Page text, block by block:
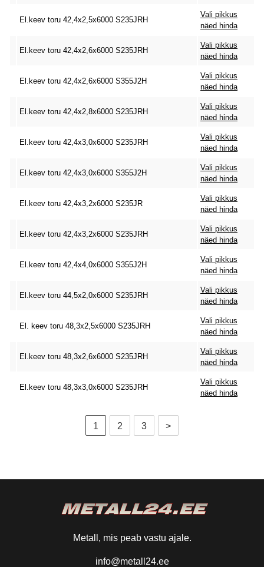
El.keev toru 42,4x2,5x6000 S235JRH
Vali pikkus
näed hinda
El.keev toru 42,4x2,6x6000 S235JRH
Vali pikkus
näed hinda
El.keev toru 42,4x2,6x6000 S355J2H
Vali pikkus
näed hinda
El.keev toru 42,4x2,8x6000 S235JRH
Vali pikkus
näed hinda
El.keev toru 42,4x3,0x6000 S235JRH
Vali pikkus
näed hinda
El.keev toru 42,4x3,0x6000 S355J2H
Vali pikkus
näed hinda
El.keev toru 42,4x3,2x6000 S235JR
Vali pikkus
näed hinda
El.keev toru 42,4x3,2x6000 S235JRH
Vali pikkus
näed hinda
El.keev toru 42,4x4,0x6000 S355J2H
Vali pikkus
näed hinda
El.keev toru 44,5x2,0x6000 S235JRH
Vali pikkus
näed hinda
El. keev toru 48,3x2,5x6000 S235JRH
Vali pikkus
näed hinda
El.keev toru 48,3x2,6x6000 S235JRH
Vali pikkus
näed hinda
El.keev toru 48,3x3,0x6000 S235JRH
Vali pikkus
näed hinda
1 2 3 >
Metall, mis peab vastu ajale.
info@metall24.ee